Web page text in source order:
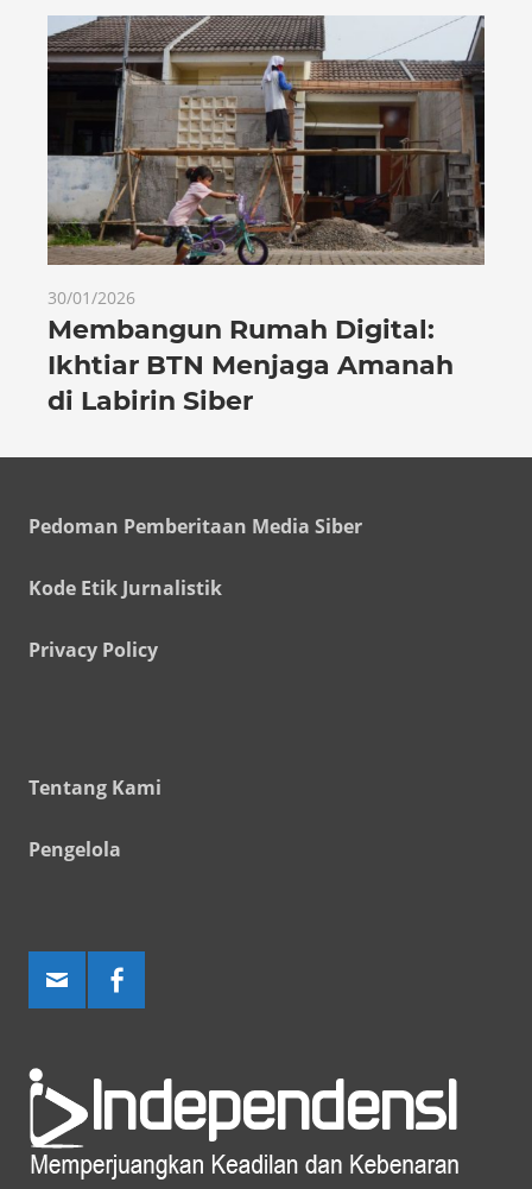
30/01/2026
Membangun Rumah Digital:
Ikhtiar BTN Menjaga Amanah
di Labirin Siber
Pedoman Pemberitaan Media Siber
Kode Etik Jurnalistik
Privacy Policy
Tentang Kami
Pengelola